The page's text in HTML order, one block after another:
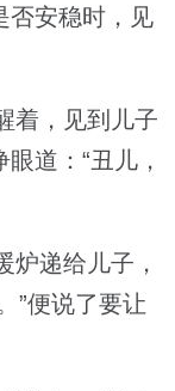
否安稳时，见
着，见到儿子
道：“丑儿，
递给儿子，
”便说了要让